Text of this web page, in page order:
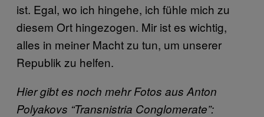
ist. Egal, wo ich hingehe, ich fühle mich zu
diesem Ort hingezogen. Mir ist es wichtig,
alles in meiner Macht zu tun, um unserer
Republik zu helfen.
Hier gibt es noch mehr Fotos aus Anton
Polyakovs “Transnistria Conglomerate”: